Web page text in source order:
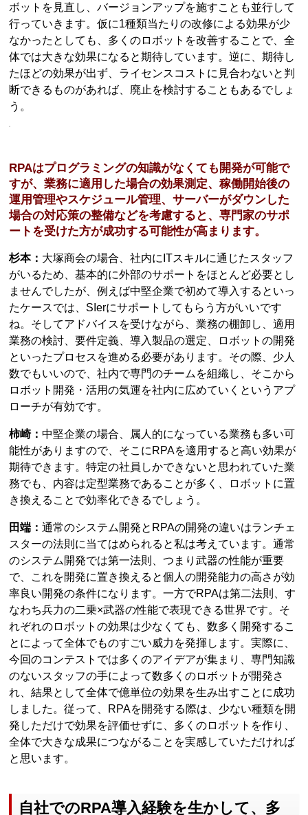
ボットを見直し、バージョンアップを施すことも並行して
行っていきます。仮に1種類当たりの改修による効果が少
なかったとしても、多くのロボットを改善することで、全
体では大きな効果になると期待しています。逆に、期待し
たほどの効果が出ず、ライセンスコストに見合わないと判
断できるものがあれば、廃止を検討することもあるでしょ
う。
RPAはプログラミングの知識がなくても開発が可能で
すが、業務に適用した場合の効果測定、稼働開始後の
運用管理やスケジュール管理、サーバーがダウンした
場合の対応策の整備などを考慮すると、専門家のサポ
ートを受けた方が成功する可能性が高まります。
杉本： 大塚商会の場合、社内にITスキルに通じたスタッフ
がいるため、基本的に外部のサポートをほとんど必要とし
ませんでしたが、例えば中堅企業で初めて導入するといっ
たケースでは、SIerにサポートしてもらう方がいいです
ね。そしてアドバイスを受けながら、業務の棚卸し、適用
業務の検討、要件定義、導入製品の選定、ロボットの開発
といったプロセスを進める必要があります。その際、少人
数でもいいので、社内で専門のチームを組織し、そこから
ロボット開発・活用の気運を社内に広めていくというアプ
ローチが有効です。
柿崎：中堅企業の場合、属人的になっている業務も多い可
能性がありますので、そこにRPAを適用すると高い効果が
期待できます。特定の社員しかできないと思われていた業
務でも、内容は定型業務であることが多く、ロボットに置
き換えることで効率化できるでしょう。
田端：通常のシステム開発とRPAの開発の違いはランチェ
スターの法則に当てはめられると私は考えています。通常
のシステム開発では第一法則、つまり武器の性能が重要
で、これを開発に置き換えると個人の開発能力の高さが効
率良い開発の条件になります。一方でRPAは第二法則、す
なわち兵力の二乗×武器の性能で表現できる世界です。そ
れぞれのロボットの効果は少なくても、数多く開発するこ
とによって全体でものすごい威力を発揮します。実際に、
今回のコンテストでは多くのアイデアが集まり、専門知識
のないスタッフの手によって数多くのロボットが開発さ
れ、結果として全体で億単位の効果を生み出すことに成功
しました。従って、RPAを開発する際は、少ない種類を開
発しただけで効果を評価せずに、多くのロボットを作り、
全体で大きな成果につながることを実感していただければ
と思います。
自社でのRPA導入経験を生かして、多